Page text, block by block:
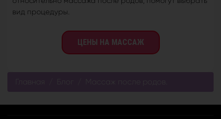
вид процедуры.
ЦЕНЫ НА МАССАЖ
Главная Массаж после родов.